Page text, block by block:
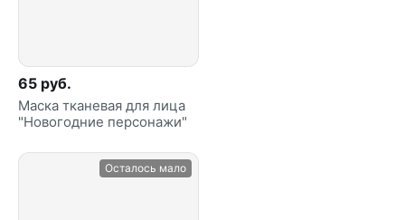
65 руб.
Маска тканевая для лица
"Новогодние персонажи"
Осталось мало